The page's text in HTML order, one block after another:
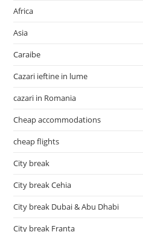
Africa
Asia
Caraibe
Cazari ieftine in lume
cazari in Romania
Cheap accommodations
cheap flights
City break
City break Cehia
City break Dubai & Abu Dhabi
City break Franta